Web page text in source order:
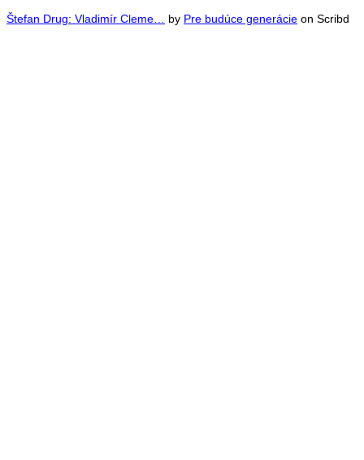
Štefan Drug: Vladimír Cleme… by Pre budúce generácie on Scribd